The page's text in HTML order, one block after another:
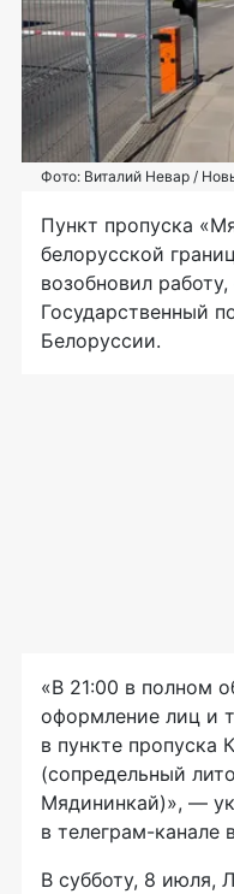
Фото: Виталий Невар /
Пункт пропуска
белорусской
возобновил работу,
Государственный
Белоруссии.
«В 21:00 в полном
оформление лиц и
в пункте пропуска
(сопредельный
Мядининкай)», —
в телеграм-канале
В субботу, 8 июля,